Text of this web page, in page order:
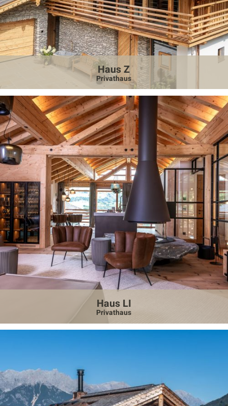
Wohnbau
Innenarchitektur
Außenanlagen
Auszeichnungen
Kontakt
Unser Kontakt
Pressekontakt
Haus Z
Privathaus
Haus LI
Privathaus